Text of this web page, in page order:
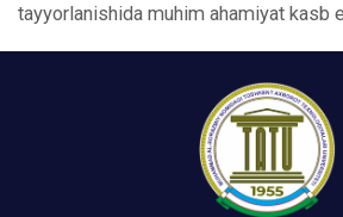
tayyorlanishida muhim ahamiyat kasb